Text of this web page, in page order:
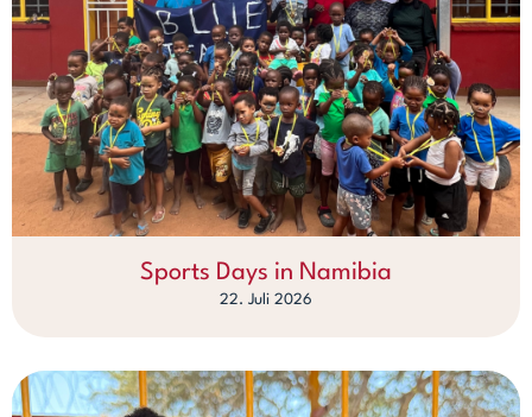
Sports Days in Namibia
22. Juli 2026